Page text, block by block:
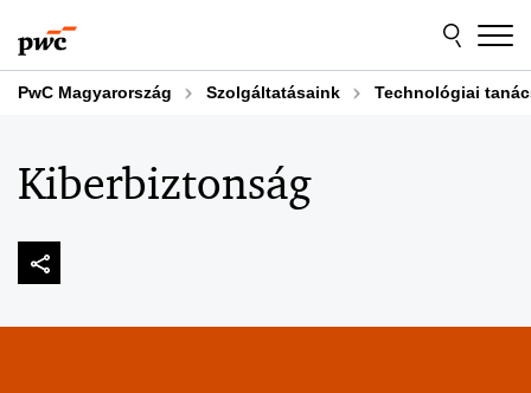
to
content
to
footer
PwC Magyarország Szolgáltatásaink Technológiai
Kiberbiztonság